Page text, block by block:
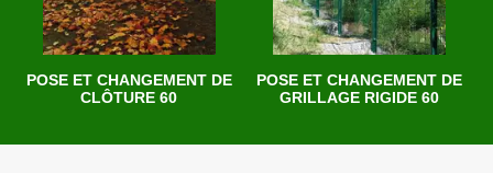
POSE ET CHANGEMENT DE
CLÔTURE 60
POSE ET CHANGEMENT DE
GRILLAGE RIGIDE 60